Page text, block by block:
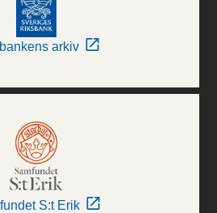
arkiv
S:t Erik